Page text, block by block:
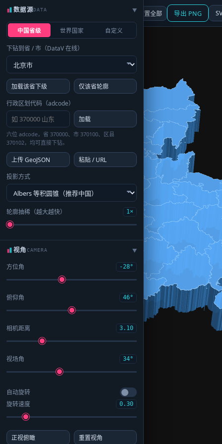
☰ 面板 地图 重置全部 导出 PNG
数据源DATA ▶
中国省级 世界国家 自定义
下钻到省 / 市（DataV 在线）
加载该省下级
仅该省轮廓
行政区划代码（adcode）
加载
六位 adcode，省 370000、市 370100、区县
370102，均可直接下钻。
上传 GeoJSON
粘贴 / URL
投影方式
轮廓抽稀（越大越快） 1×
视角CAMERA ▶
方位角 -28°
俯仰角 46°
相机距离 3.10
视场角 34°
自动旋转
旋转速度
0.30
正视俯瞰 重置视角